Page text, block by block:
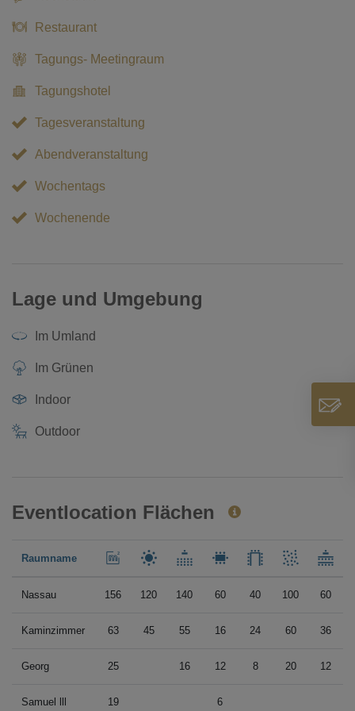
Restaurant
Tagungs- Meetingraum
Tagungshotel
Tagesveranstaltung
Abendveranstaltung
Wochentags
Wochenende
Lage und Umgebung
Im Umland
Im Grünen
Indoor
Outdoor
Eventlocation Flächen
Raumname
Nassau 156 120 140 60 40 100 60
Kaminzimmer 63 45 55 16 24 60 36
Georg 25 16 12 8 20 12
Samuel lll 19 6